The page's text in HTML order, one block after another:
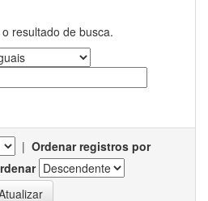
resultado de busca.
| Ordenar registros por